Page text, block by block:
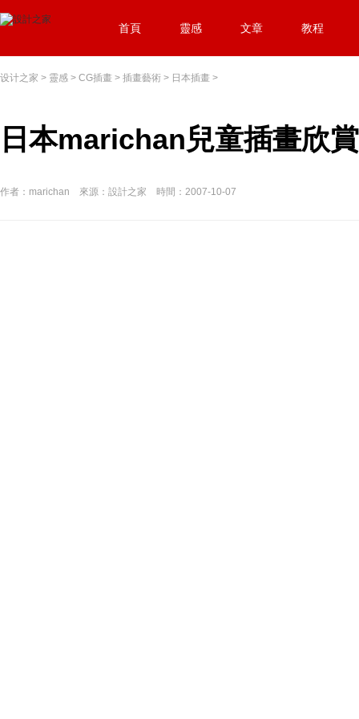
首頁 靈感 文章 教程
设计之家 > 靈感 > CG插畫 > 插畫藝術 > 日本插畫 >
日本marichan兒童插畫欣賞
作者：marichan 來源：設計之家 時間：2007-10-07